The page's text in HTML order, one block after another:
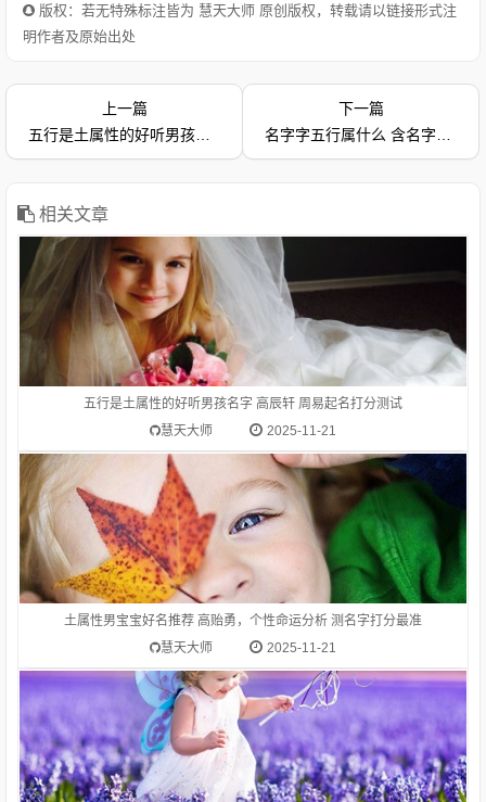
版权：若无特殊标注皆为 慧天大师 原创版权，转载请以链接形式注
明作者及原始出处
上一篇
五行是土属性的好听男孩名字 高辰轩 周易起名打分测试
下一篇
名字字五行属什么 含名字字的名字大全
相关文章
1.高辰轩-字典释意高,笔画数是 10高 读音是gāo,高gāo由下到上
距离大的，与“低”相对：高峰。高空。高踞。高原。高耸。高山
流水（喻知己、知音或乐曲高妙）。高屋建瓴（形容居高临下的
高考。在一般标准或平均程度之上：高质量。高消费。高价。
五行是土属性的好听男孩名字 高辰轩 周易起名打分测试
慧天大师
2025-11-21
1.高贻勇-字典释意高,笔画数是 10高 读音是gāo,高gāo由下到上
距离大的，与“低”相对：高峰。高空。高踞。高原。高耸。高山
流水（喻知己、知音或乐曲高妙）。高屋建瓴（形容居高临下的
形势）。高瞻远瞩。高度：他身高一米八。等级在上的：高级。
高考。在一般标准或平均程度之上：高质量。高消费。高价。
土属性男宝宝好名推荐 高贻勇，个性命运分析 测名字打分最准
慧天大师
2025-11-21
名字字五行属什么？含名字字的女宝宝起名推荐
1.高维唯-字典释意高,笔画数是 10高 读音是gāo,高gāo由下到上
距离大的，与“低”相对：高峰。高空。高踞。高原。高耸。高山